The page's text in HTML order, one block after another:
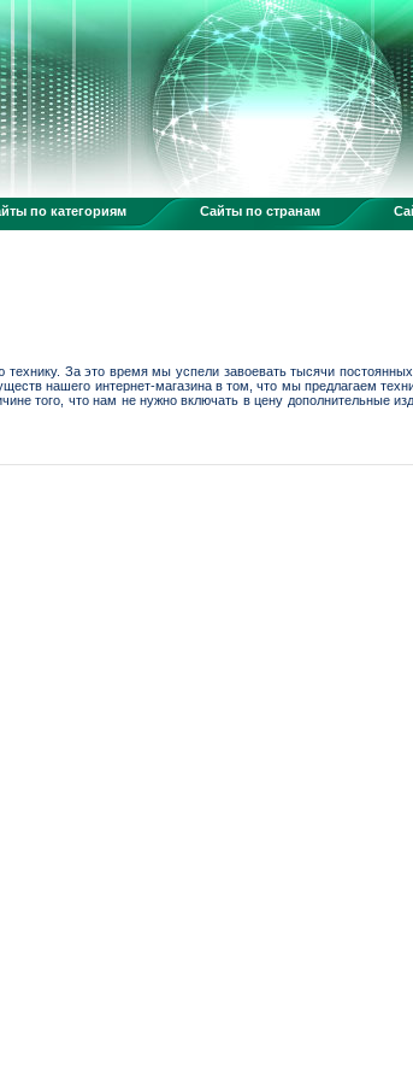
по категориям Сайты по странам
За это время мы успели завоевать тысячи
нашего интернет-магазина в том, что мы предлагаем
того, что нам не нужно включать в цену дополнительные